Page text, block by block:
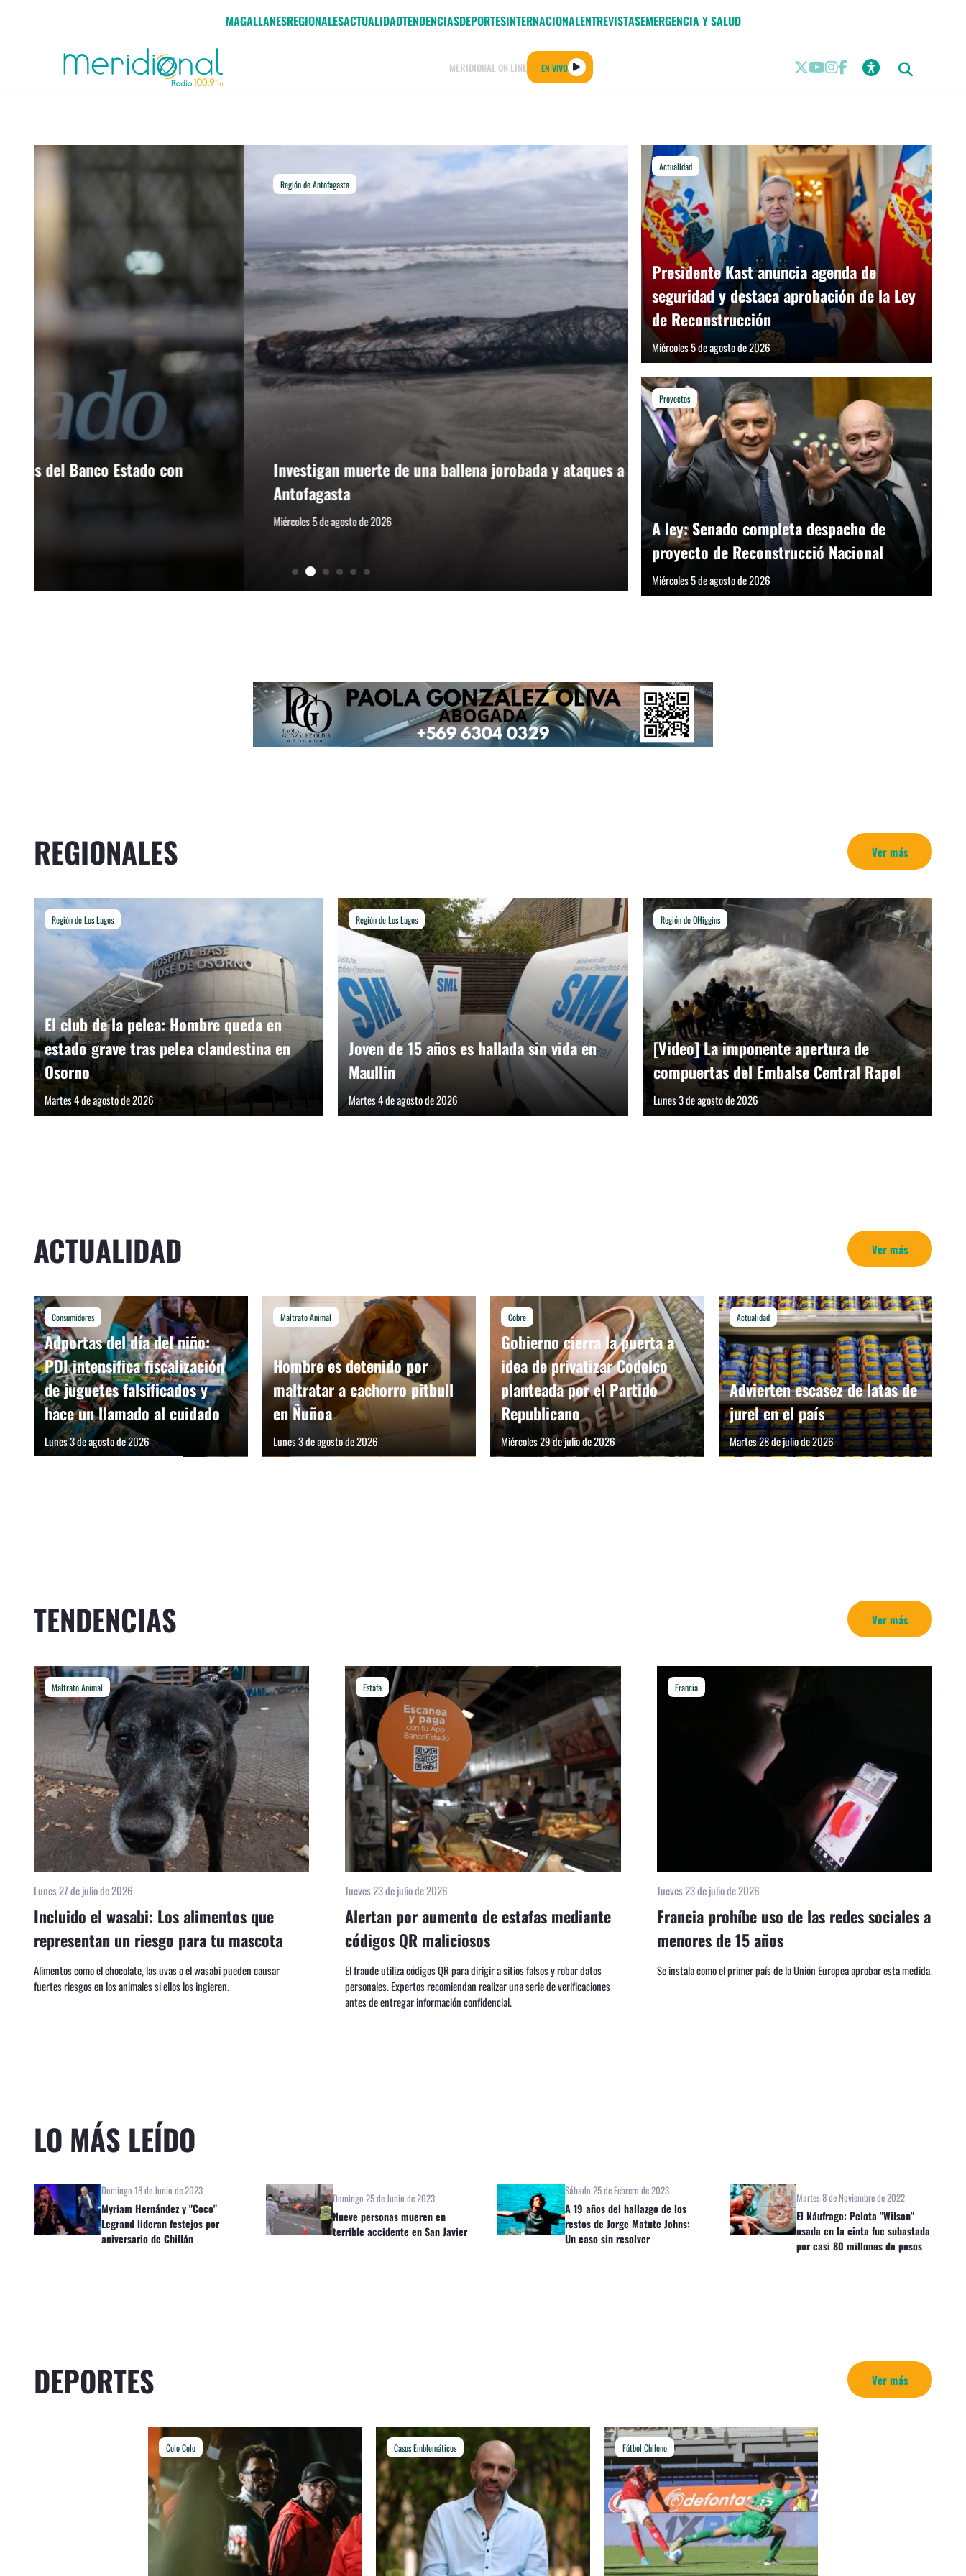
MAGALLANESREGIONALESACTUALIDADTENDENCIASDEPORTESINTERNACIONALENTREVISTASEMERGENCIA Y SALUD
MERIDIONAL ON LINE EN VIVO
Investigan muerte de una ballena jorobada y ataques a lobos marinos en
Beneficios
Ejecutivo presenta proyecto para bajar
Martes 4 de agosto de 2026
Actualidad
Presidente Kast anuncia agenda de
seguridad y destaca aprobación de la Ley
de Reconstrucción
Miércoles 5 de agosto de 2026
Proyectos
A ley: Senado completa despacho de
proyecto de Reconstrucció Nacional
Miércoles 5 de agosto de 2026
REGIONALES Ver más
Región de Los Lagos
El club de la pelea: Hombre queda en
estado grave tras pelea clandestina en
Osorno
Martes 4 de agosto de 2026
Región de Los Lagos
Joven de 15 años es hallada sin vida en
Maullin
Martes 4 de agosto de 2026
Región de OHiggins
[Video] La imponente apertura de
compuertas del Embalse Central Rapel
Lunes 3 de agosto de 2026
ACTUALIDAD Ver más
Consumidores
Adportas del día del niño:
PDI intensifica fiscalización
de juguetes falsificados y
hace un llamado al cuidado
Lunes 3 de agosto de 2026
Maltrato Animal
Hombre es detenido por
maltratar a cachorro pitbull
en Ñuñoa
Lunes 3 de agosto de 2026
Cobre
Gobierno cierra la puerta a
idea de privatizar Codelco
planteada por el Partido
Republicano
Miércoles 29 de julio de 2026
Actualidad
Advierten escasez de latas de
jurel en el país
Martes 28 de julio de 2026
TENDENCIAS Ver más
Maltrato Animal
Lunes 27 de julio de 2026
Incluido el wasabi: Los alimentos que
representan un riesgo para tu mascota
Alimentos como el chocolate, las uvas o el wasabi pueden causar
fuertes riesgos en los animales si ellos los ingieren.
Estafa
Jueves 23 de julio de 2026
Alertan por aumento de estafas mediante
códigos QR maliciosos
El fraude utiliza códigos QR para dirigir a sitios falsos y robar datos
personales. Expertos recomiendan realizar una serie de verificaciones
antes de entregar información confidencial.
Francia
Jueves 23 de julio de 2026
Francia prohíbe uso de las redes sociales a
menores de 15 años
Se instala como el primer país de la Unión Europea aprobar esta medida.
LO MÁS LEÍDO
Domingo 18 de Junio de 2023
Myriam Hernández y "Coco"
Legrand lideran festejos por
aniversario de Chillán
Domingo 25 de Junio de 2023
Nueve personas mueren en
terrible accidente en San Javier
Sábado 25 de Febrero de 2023
A 19 años del hallazgo de los
restos de Jorge Matute Johns:
Un caso sin resolver
Martes 8 de Noviembre de 2022
El Náufrago: Pelota "Wilson"
usada en la cinta fue subastada
por casi 80 millones de pesos
DEPORTES Ver más
Colo Colo Casos Emblemáticos Fútbol Chileno